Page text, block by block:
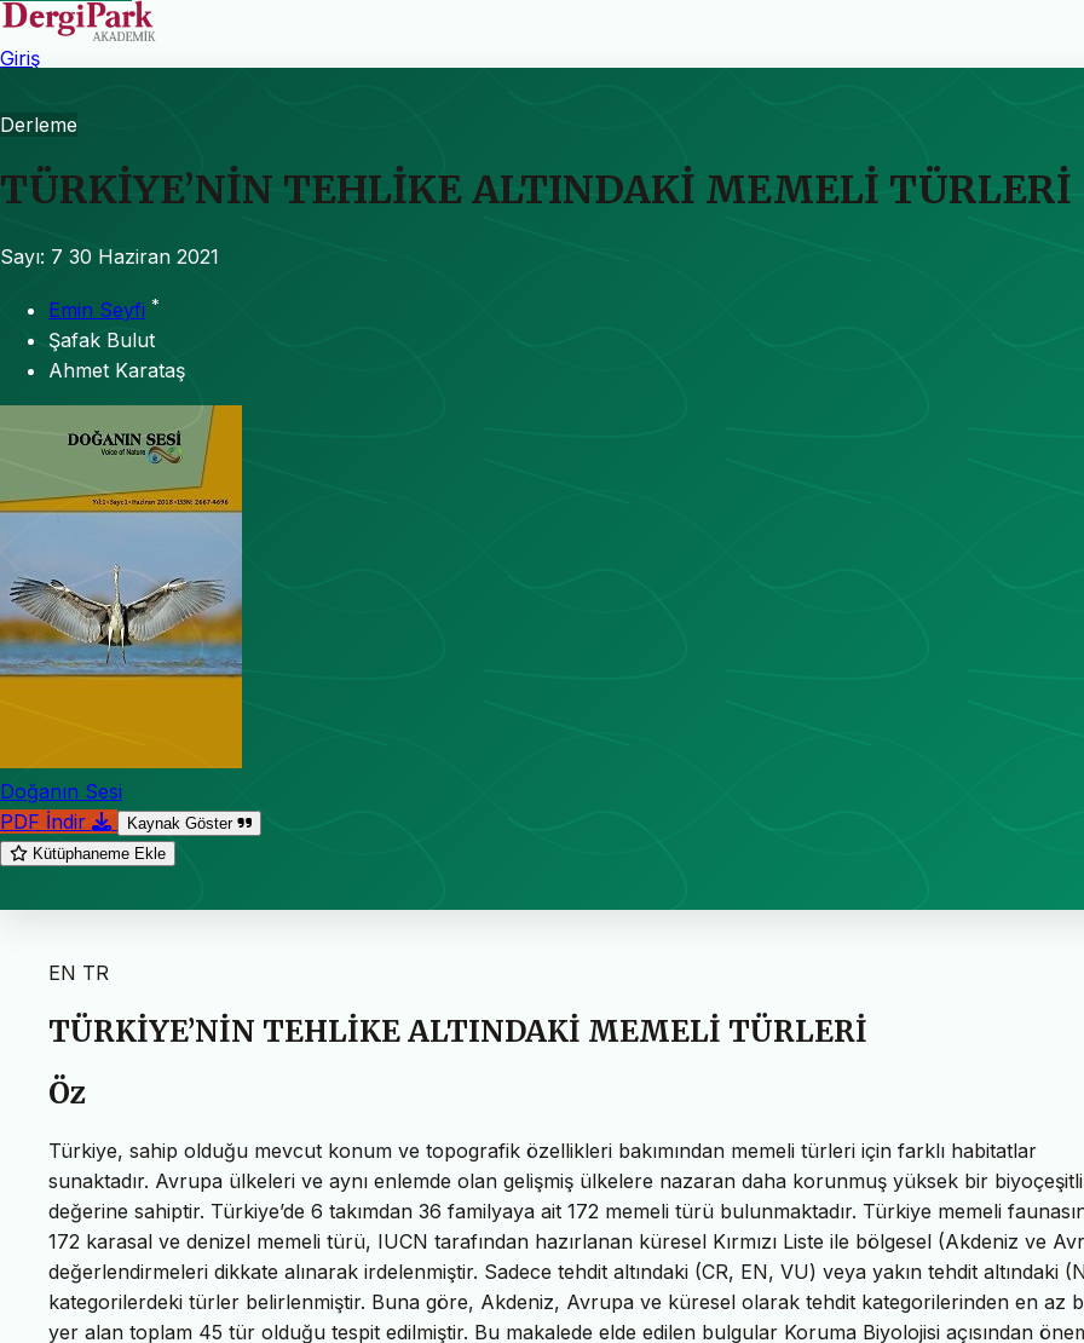
Giriş
Derleme
TÜRKİYE’NİN TEHLİKE ALTINDAKİ MEMELİ TÜRLERİ
Sayı: 7 30 Haziran 2021
Emin Seyfi *
Şafak Bulut
Ahmet Karataş
Doğanın Sesi
PDF İndir
Kaynak Göster
Kütüphaneme Ekle
EN TR
TÜRKİYE’NİN TEHLİKE ALTINDAKİ MEMELİ TÜRLERİ
Öz
Türkiye, sahip olduğu mevcut konum ve topografik özellikleri bakımından memeli türleri için farklı habitatlar
sunaktadır. Avrupa ülkeleri ve aynı enlemde olan gelişmiş ülkelere nazaran daha korunmuş yüksek bir
değerine sahiptir. Türkiye’de 6 takımdan 36 familyaya ait 172 memeli türü bulunmaktadır. Türkiye memeli
172 karasal ve denizel memeli türü, IUCN tarafından hazırlanan küresel Kırmızı Liste ile bölgesel (Akdeniz ve
değerlendirmeleri dikkate alınarak irdelenmiştir. Sadece tehdit altındaki (CR, EN, VU) veya yakın tehdit altındaki
kategorilerdeki türler belirlenmiştir. Buna göre, Akdeniz, Avrupa ve küresel olarak tehdit kategorilerinden en az
yer alan toplam 45 tür olduğu tespit edilmiştir. Bu makalede elde edilen bulgular Koruma Biyolojisi açısından